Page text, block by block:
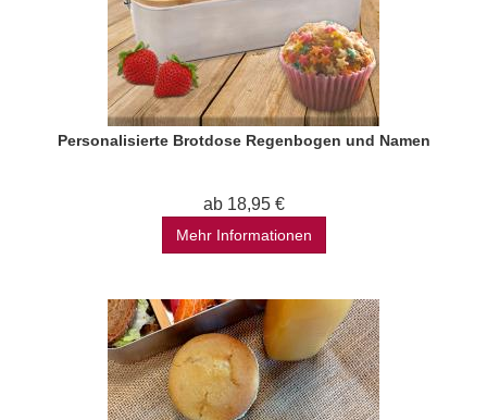
Personalisierte Brotdose Regenbogen und Namen
ab 18,95 €
Mehr Informationen